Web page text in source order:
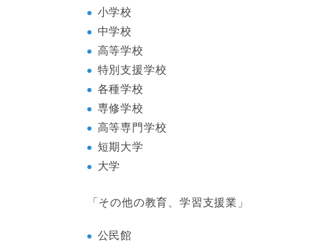
小学校
中学校
高等学校
特別支援学校
各種学校
専修学校
高等専門学校
短期大学
大学
「その他の教育、学習支援業」
公民館